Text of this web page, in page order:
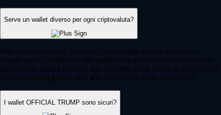
Serve un wallet diverso per ogni criptovaluta?
Non necessariamente. Sebbene i primi wallet fossero nati per un
singolo asset, i moderni wallet multi-valuta permettono di conservare
diversi asset digitali insieme. app complete come quella di Crypto.com
ti consentono di gestire oltre 400 criptovalute in un unico posto.
I wallet OFFICIAL TRUMP sono sicuri?